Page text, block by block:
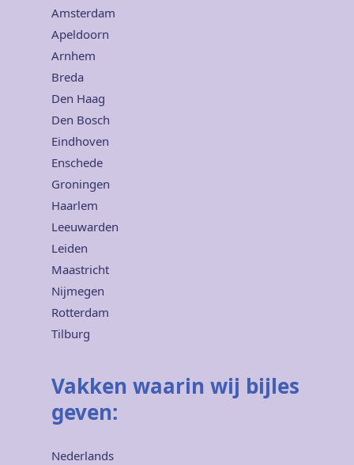
Amsterdam
Apeldoorn
Arnhem
Breda
Den Haag
Den Bosch
Eindhoven
Enschede
Groningen
Haarlem
Leeuwarden
Leiden
Maastricht
Nijmegen
Rotterdam
Tilburg
Vakken waarin wij bijles
geven:
Nederlands